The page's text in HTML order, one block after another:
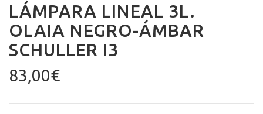
LÁMPARA LINEAL 3L.
OLAIA NEGRO-ÁMBAR
SCHULLER I3
83,00€